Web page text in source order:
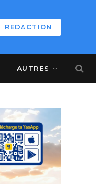
REDACTION
AUTRES